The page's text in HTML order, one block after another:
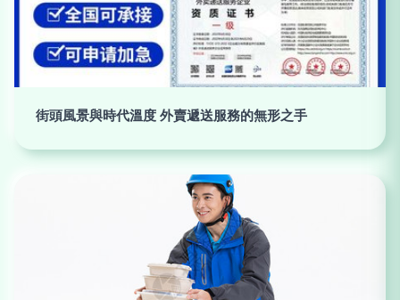
街頭風景與時代溫度 外賣遞送服務的無形之手